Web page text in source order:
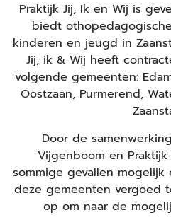
Praktijk Jij, Ik en Wij is
biedt
kinderen en jeugd in
Jij, ik & Wij heeft
volgende gemeenten:
Oostzaan, Purmerend,
Door de
Vijgenboom en
sommige gevallen
deze gemeenten vergoed
op om naar de